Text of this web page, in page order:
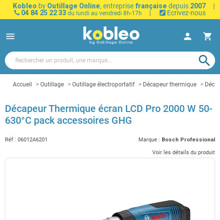
Kobleo by Outillage Online, entreprise française depuis 2007
|
04 84 25 22 33 du lundi au vendredi 8h-17h | Ecrivez-nous
menu person shopping_cart
search
Accueil Outillage Outillage électroportatif Décapeur thermique
Décapeur Thermique écran LCD Pro 2000 W 50-
630°C pack accessoires GHG
Réf : 06012A6201 Marque : Bosch Professional
Voir les détails du produit